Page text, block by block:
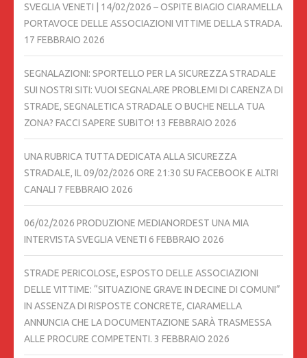
SVEGLIA VENETI | 14/02/2026 – OSPITE BIAGIO CIARAMELLA
PORTAVOCE DELLE ASSOCIAZIONI VITTIME DELLA STRADA.
17 FEBBRAIO 2026
SEGNALAZIONI: SPORTELLO PER LA SICUREZZA STRADALE
SUI NOSTRI SITI: VUOI SEGNALARE PROBLEMI DI CARENZA DI
STRADE, SEGNALETICA STRADALE O BUCHE NELLA TUA
ZONA? FACCI SAPERE SUBITO! 13 FEBBRAIO 2026
UNA RUBRICA TUTTA DEDICATA ALLA SICUREZZA
STRADALE, IL 09/02/2026 ORE 21:30 SU FACEBOOK E ALTRI
CANALI 7 FEBBRAIO 2026
06/02/2026 PRODUZIONE MEDIANORDEST UNA MIA
INTERVISTA SVEGLIA VENETI 6 FEBBRAIO 2026
STRADE PERICOLOSE, ESPOSTO DELLE ASSOCIAZIONI
DELLE VITTIME: “SITUAZIONE GRAVE IN DECINE DI COMUNI”
IN ASSENZA DI RISPOSTE CONCRETE, CIARAMELLA
ANNUNCIA CHE LA DOCUMENTAZIONE SARÀ TRASMESSA
ALLE PROCURE COMPETENTI. 3 FEBBRAIO 2026